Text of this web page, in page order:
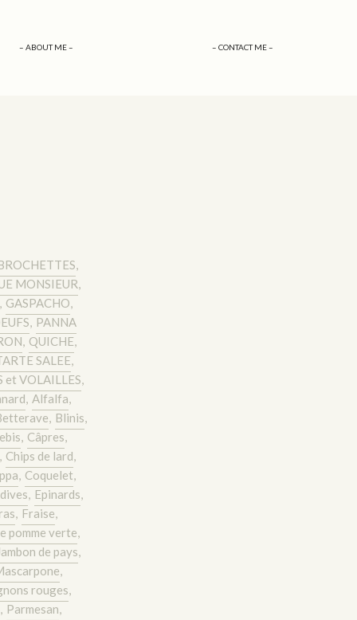
– ABOUT ME – – CONTACT ME –
,
MONSIEUR,
, GASPACHO,
, PANNA
, QUICHE,
SALEE,
et VOLAILLES,
, Alfalfa,
, Blinis,
, Câpres,
, Chips de lard,
, Coquelet,
, Epinards,
, Fraise,
pomme verte,
de pays,
,
rouges,
, Parmesan,